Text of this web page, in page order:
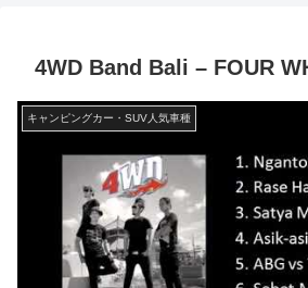
4WD Band Bali – FOUR
キャンピングカー・SUV人気車種